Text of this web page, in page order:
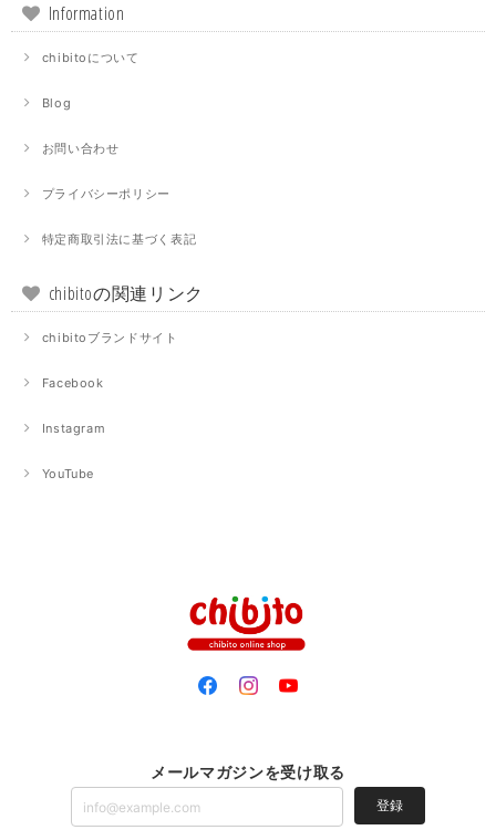
Information
chibitoについて
Blog
お問い合わせ
プライバシーポリシー
特定商取引法に基づく表記
chibitoの関連リンク
chibitoブランドサイト
Facebook
Instagram
YouTube
メールマガジンを受け取る
登録